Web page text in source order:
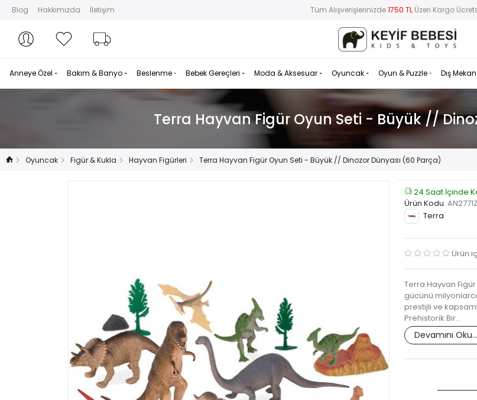
Blog Hakkımızda İletişim Tüm Alışverişlerinizde1750 TL Üzeri Kargo
Hesabım
Hesabım Favorilerim
Anneye Özel Bakım & Banyo Beslenme Bebek Gereçleri Moda & Aksesuar Oyuncak Oyun & Puzzle Dış
Terra Hayvan Figür Oyun Seti - Büyük //
Oyuncak Figür & Kukla Hayvan Figürleri Terra Hayvan Figür Oyun Seti - Büyük // Dinozor Dünyası (60 Parça)
24 Saat İçinde
Ürün Kodu: AN2771Z
Terra
Ürün
Terra Hayvan
gücünü
prestijli ve
Prehistorik Bir…
Devamını Oku...